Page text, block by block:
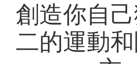
投球 (Netball)
飛盤 / 跳繩 new
訂購表格
創造你自
二的運動